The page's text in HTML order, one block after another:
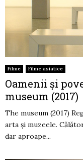
Filme Filme asiatice
Oamenii și
museum (2017)
The museum (2017)
arta și muzeele.
dar aproape...